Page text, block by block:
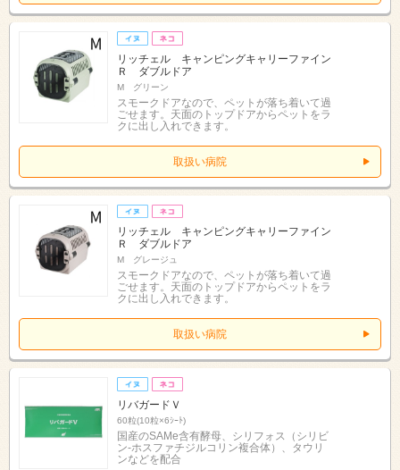
リッチェル キャンピングキャリーファイン
Ｒ ダブルドア
M グリーン
スモークドアなので、ペットが落ち着いて過
ごせます。天面のトップドアからペットをラ
クに出し入れできます。
取扱い病院
リッチェル キャンピングキャリーファイン
Ｒ ダブルドア
M グレージュ
スモークドアなので、ペットが落ち着いて過
ごせます。天面のトップドアからペットをラ
クに出し入れできます。
取扱い病院
リバガードＶ
60粒(10粒×6ｼｰﾄ)
国産のSAMe含有酵母、シリフォス（シリビ
ン-ホスファチジルコリン複合体）、タウリ
ンなどを配合